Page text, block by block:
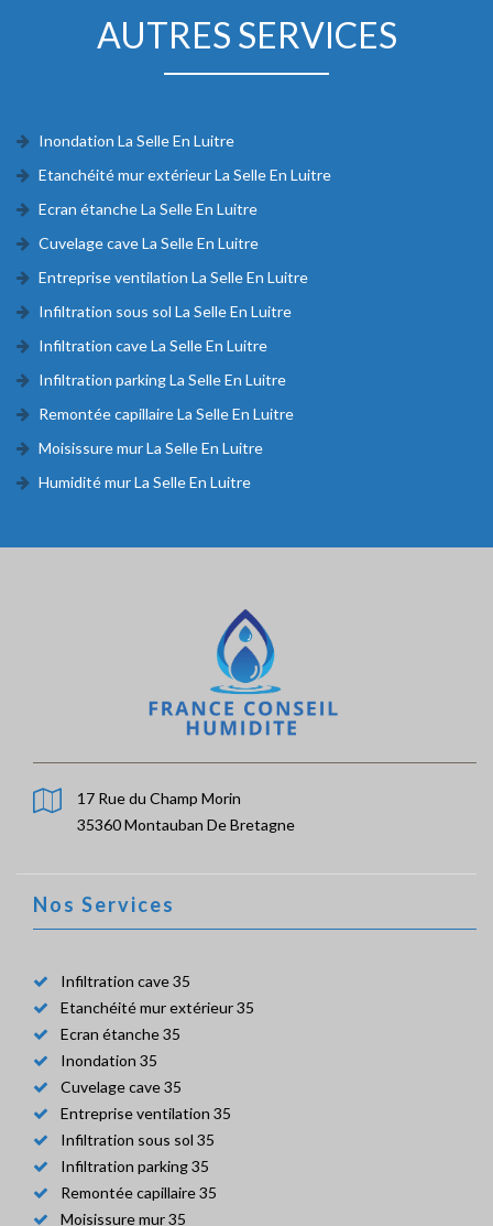
AUTRES SERVICES
Inondation La Selle En Luitre
Etanchéité mur extérieur La Selle En Luitre
Ecran étanche La Selle En Luitre
Cuvelage cave La Selle En Luitre
Entreprise ventilation La Selle En Luitre
Infiltration sous sol La Selle En Luitre
Infiltration cave La Selle En Luitre
Infiltration parking La Selle En Luitre
Remontée capillaire La Selle En Luitre
Moisissure mur La Selle En Luitre
Humidité mur La Selle En Luitre
17 Rue du Champ Morin
35360 Montauban De Bretagne
Nos Services
Infiltration cave 35
Etanchéité mur extérieur 35
Ecran étanche 35
Inondation 35
Cuvelage cave 35
Entreprise ventilation 35
Infiltration sous sol 35
Infiltration parking 35
Remontée capillaire 35
Moisissure mur 35